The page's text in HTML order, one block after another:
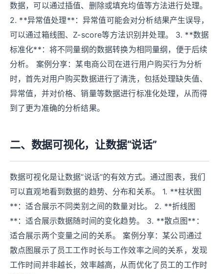
数据，可以通过插值、删除或填充均值等方法进行处理。
2. **异常值处理**：异常值可能会对分析结果产生误导，
可以通过箱线图、Z-score等方法识别并处理。 3. **数据
标准化**：将不同量纲的数据转换为相同量纲，便于后续
分析。 案例分享：某电商公司在进行用户购买行为分析
时，首先对用户购买数据进行了清洗，包括处理缺失值、
异常值，并对价格、销量等数据进行标准化处理，从而得
到了更为准确的分析结果。
二、数据可视化，让数据“说话”
数据可视化是让数据“说话”的有效方式。通过图表，我们
可以直观地看到数据的趋势、分布和关系。 1. **柱状图
**：适合展示不同类别之间的数量对比。 2. **折线图
**：适合展示数据随时间的变化趋势。 3. **散点图**：
适合展示两个变量之间的关系。 案例分享：某公司通过
散点图展示了员工工作时长与工作效率之间的关系，发现
工作时间并非越长，效率越高，从而优化了员工的工作时